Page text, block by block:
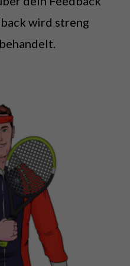
wird streng